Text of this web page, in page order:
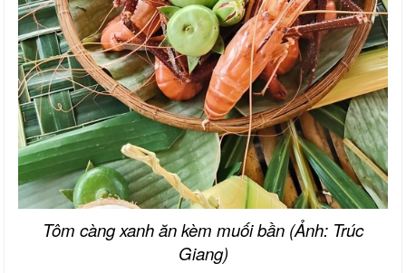
Tôm càng xanh ăn kèm muối bần (Ảnh: Trúc
Giang)